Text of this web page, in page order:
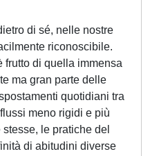
di sé, nelle nostre
riconoscibile.
frutto di quella immensa
ma gran parte delle
quotidiani tra
meno rigidi e più
le pratiche del
di abitudini diverse